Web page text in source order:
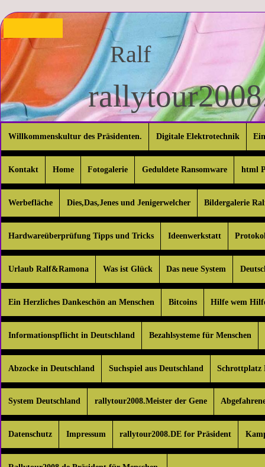
Ralf
Willkommenskultur des Präsidenten. Digitale Elektrotechnik
Kontakt Home Fotogalerie Geduldete Ransomware html
Werbefläche Dies,Das,Jenes und Jenigerwelcher Bildergalerie
Hardwareüberprüfung Tipps und Tricks Ideenwerkstatt
Urlaub Ralf&Ramona Was ist Glück Das neue System
Ein Herzliches Dankeschön an Menschen Bitcoins Hilfe wem
Informationspflicht in Deutschland Bezahlsysteme für Menschen
Abzocke in Deutschland Suchspiel aus Deutschland Schrottplatz
System Deutschland rallytour2008.Meister der Gene
Datenschutz Impressum rallytour2008.DE for Präsident